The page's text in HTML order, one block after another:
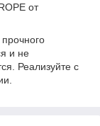
от
и не
Реализуйте с